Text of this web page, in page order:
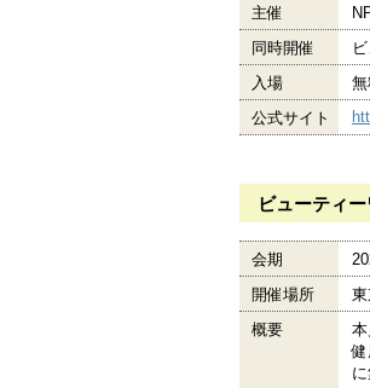
主催
同時開催
入場
公式サイト
ビューティ
会期
開催場所
概要